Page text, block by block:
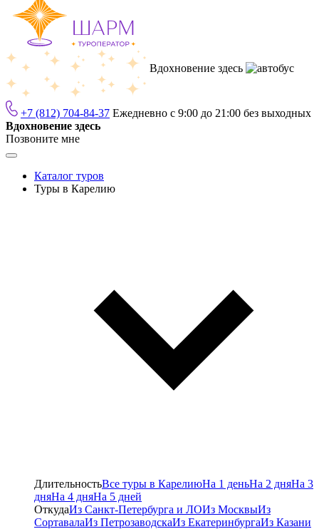
Вдохновение здесь
+7 (812) 704-84-37 Ежедневно с 9:00 до 21:00 без выходных
Вдохновение здесь
Позвоните мне
Каталог туров
Туры в Карелию
ДлительностьВсе туры в КарелиюНа 1 деньНа 2 дняНа 3
дняНа 4 дняНа 5 дней
ОткудаИз Санкт-Петербурга и ЛОИз МосквыИз
СортавалаИз ПетрозаводскаИз ЕкатеринбургаИз Казани